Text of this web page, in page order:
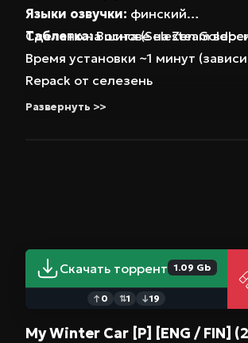
Языки озвучки: финский
Таблетка:Вшита (SeleZen
Сделано на основе на steam
Время установки ~1 минут
Repack от селезень
Развернуть >>
Скачать торрент 1.09 Gb
↑ 0 ⇅1 ↓19
My Winter Car [P] [ENG / FIN]